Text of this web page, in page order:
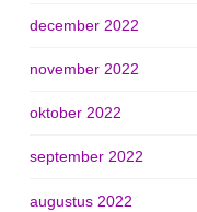
december 2022
november 2022
oktober 2022
september 2022
augustus 2022